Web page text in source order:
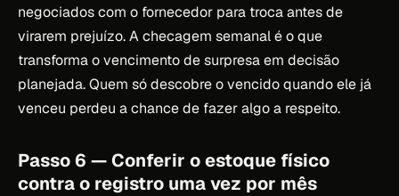
negociados com o fornecedor para troca antes de
virarem prejuízo. A checagem semanal é o que
transforma o vencimento de surpresa em decisão
planejada. Quem só descobre o vencido quando ele já
venceu perdeu a chance de fazer algo a respeito.
Passo 6 — Conferir o estoque físico
contra o registro uma vez por mês